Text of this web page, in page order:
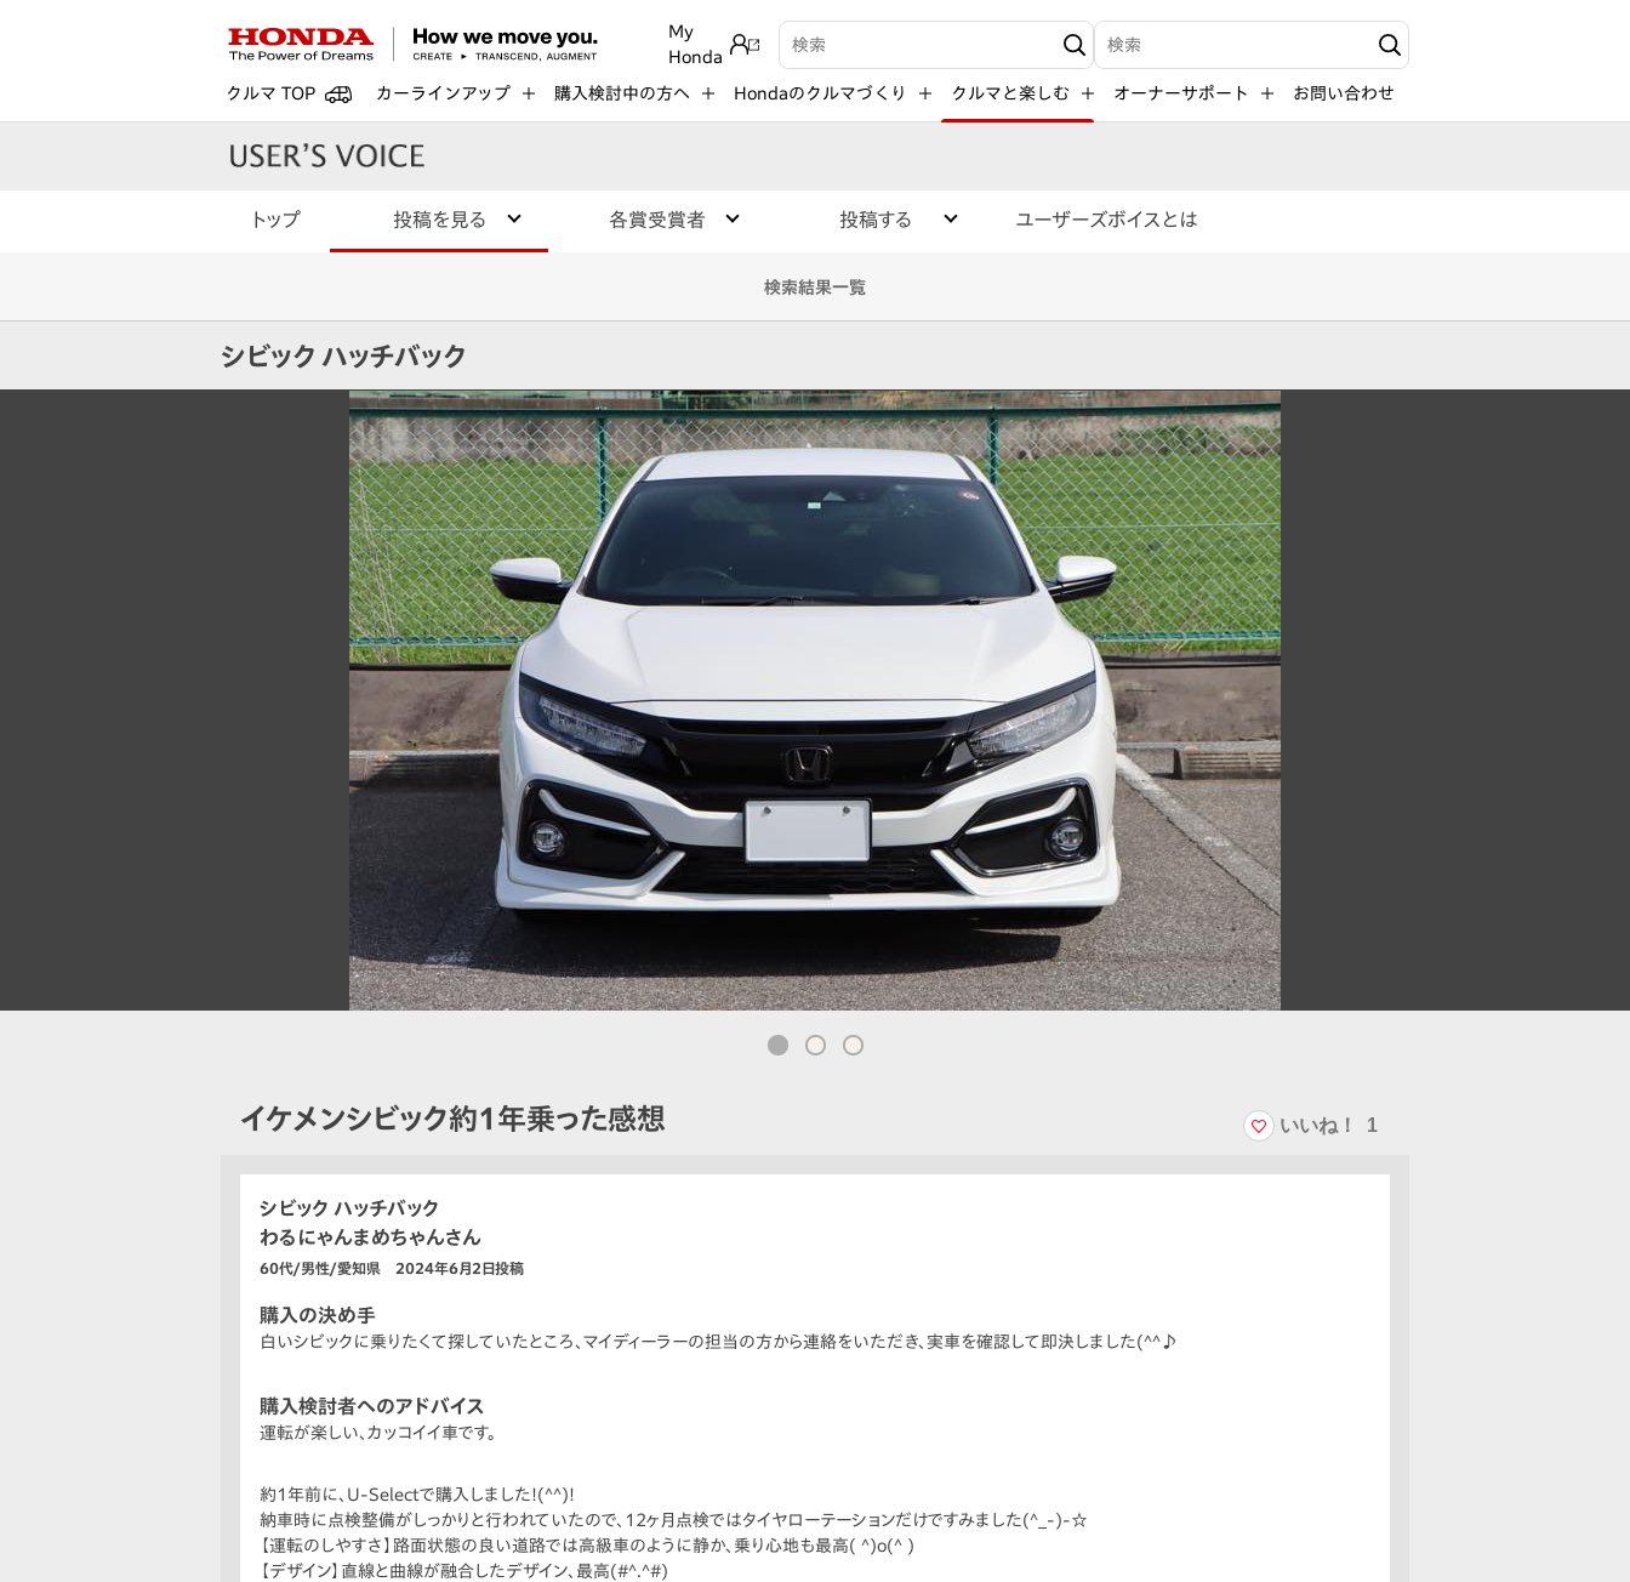
My
Honda
検索キーワード入力 検索キーワード入力
クルマ TOP カーラインアップ 購入検討中の方へ Hondaのクルマづくり クルマと楽しむ オーナーサポート お問い合わせ
トップ 投稿を見る 各賞受賞者 投稿する ユーザーズボイスとは
検索結果一覧
シビック ハッチバック
イケメンシビック約1年乗った感想 いいね！ 1
シビック ハッチバック
わるにゃんまめちゃんさん
60代/男性/愛知県 2024年6月2日投稿
購入の決め手
白いシビックに乗りたくて探していたところ、マイディーラーの担当の方から連絡をいただき、実車を確認して即決しました(^^♪
購入検討者へのアドバイス
運転が楽しい、カッコイイ車です。
約1年前に、U-Selectで購入しました!(^^)!
納車時に点検整備がしっかりと行われていたので、12ヶ月点検ではタイヤローテーションだけですみました(^_-)-☆
【運転のしやすさ】路面状態の良い道路では高級車のように静か、乗り心地も最高( ^)o(^ )
【デザイン】直線と曲線が融合したデザイン、最高(#^.^#)